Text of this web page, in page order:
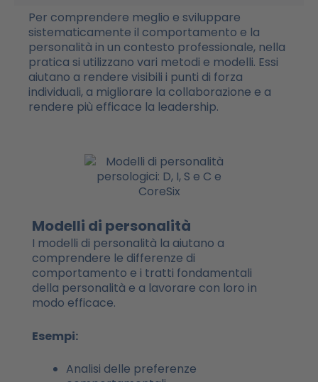
Per comprendere meglio e sviluppare
sistematicamente il comportamento e la
personalità in un contesto professionale, nella
pratica si utilizzano vari metodi e modelli. Essi
aiutano a rendere visibili i punti di forza
individuali, a migliorare la collaborazione e a
rendere più efficace la leadership.
Modelli di personalità
I modelli di personalità la aiutano a
comprendere le differenze di
comportamento e i tratti fondamentali
della personalità e a lavorare con loro in
modo efficace.
Esempi:
Analisi delle preferenze